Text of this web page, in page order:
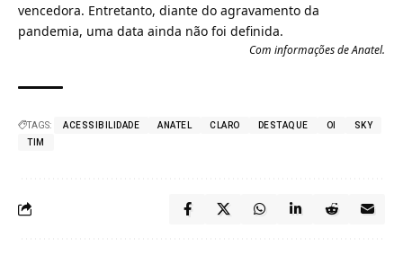
vencedora. Entretanto, diante do agravamento da
pandemia, uma data ainda não foi definida.
Com informações de Anatel.
TAGS: ACESSIBILIDADE ANATEL CLARO DESTAQUE OI
SKY
TIM